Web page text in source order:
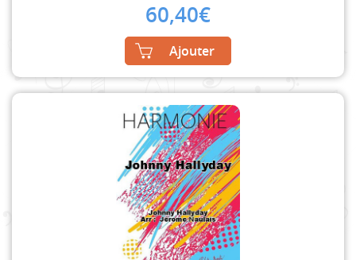
60,40€
Ajouter